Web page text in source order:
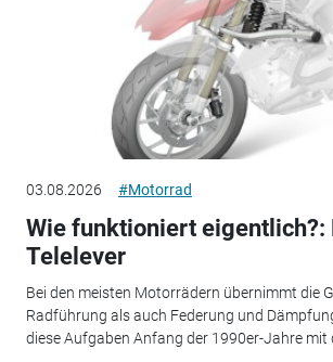
03.08.2026 #Motorrad
Wie funktioniert eigentlich?:
Telelever
Bei den meisten Motorrädern übernimmt die
Radführung als auch Federung und
diese Aufgaben Anfang der 1990er-Jahre mit